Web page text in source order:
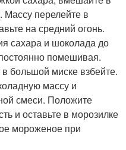
перелейте в
на средний огонь.
сахара и шоколада до
помешивая.
большой миске взбейте.
массу и
смеси. Положите
и оставьте в морозилке
мороженое при